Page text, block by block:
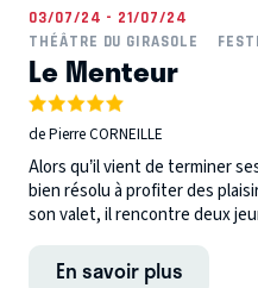
03/07/24 - 21/07/24
THÉÂTRE DU GIRASOLE
Le Menteur
de Pierre CORNEILLE
Alors qu’il vient de terminer
bien résolu à profiter des
son valet, il rencontre deux
En savoir plus